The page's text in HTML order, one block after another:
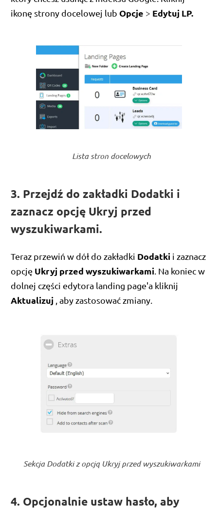
ikonę strony docelowej lub Opcje > Edytuj LP.
Lista stron docelowych
3. Przejdź do zakładki Dodatki i
zaznacz opcję Ukryj przed
wyszukiwarkami.
Teraz przewiń w dół do zakładki Dodatki i zaznacz
opcję Ukryj przed wyszukiwarkami . Na koniec w
dolnej części edytora landing page'a kliknij
Aktualizuj , aby zastosować zmiany.
Sekcja Dodatki z opcją Ukryj przed wyszukiwarkami
4. Opcjonalnie ustaw hasło, aby